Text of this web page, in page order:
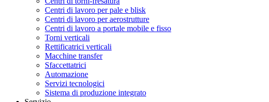
Centri di lavoro per pale e blisk
Centri di lavoro per aerostrutture
Centri di lavoro a portale mobile e fisso
Torni verticali
Rettificatrici verticali
Macchine transfer
Sfaccettatrici
Automazione
Servizi tecnologici
Sistema di produzione integrato